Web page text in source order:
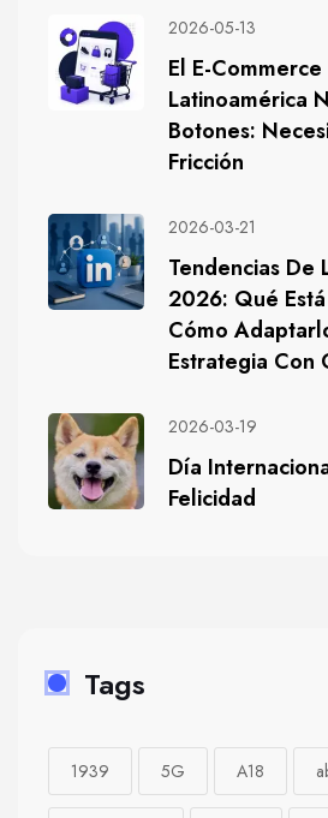
2026-05-13
El E-Commerce
Latinoamérica
Botones:
Fricción
2026-03-21
Tendencias De
2026: Qué
Cómo
Estrategia Con
2026-03-19
Día
Felicidad
Tags
1939 5G A18